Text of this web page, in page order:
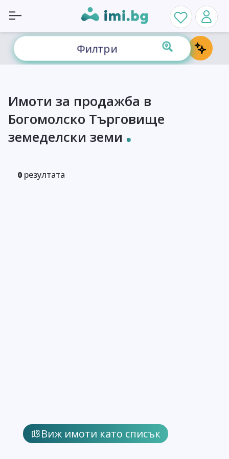
Филтри
Виж имоти като списък
Имоти за продажба в
Богомолско Търговище
земеделски земи
0 резултата